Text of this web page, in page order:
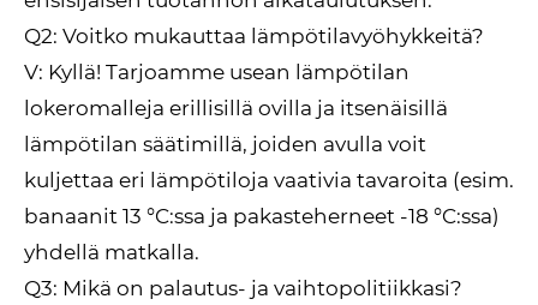
Q2: Voitko mukauttaa lämpötilavyöhykkeitä?
V: Kyllä! Tarjoamme usean lämpötilan
lokeromalleja erillisillä ovilla ja itsenäisillä
lämpötilan säätimillä, joiden avulla voit
kuljettaa eri lämpötiloja vaativia tavaroita (esim.
banaanit 13 °C:ssa ja pakasteherneet -18 °C:ssa)
yhdellä matkalla.
Q3: Mikä on palautus- ja vaihtopolitiikkasi?